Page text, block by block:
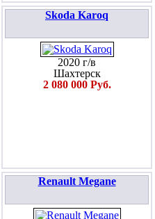
Skoda Karoq
2020 г/в
Шахтерск
2 080 000 Руб.
Renault Megane